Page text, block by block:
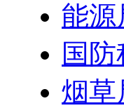
能源
国
烟草